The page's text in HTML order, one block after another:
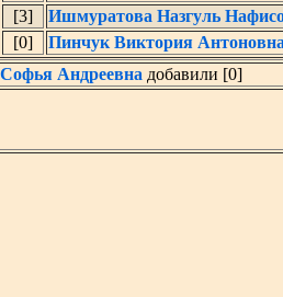
[3]
Ишмуратова Назгуль
[0]
Пинчук Виктория
Андреевна добавили [0]